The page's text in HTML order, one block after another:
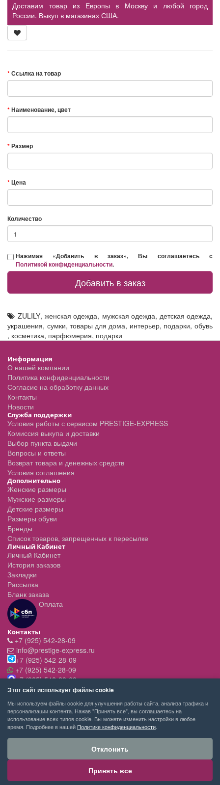
Доставим товар из Европы в Москву и любой город
России. Выкуп в магазинах США.
Ссылка на товар
Наименование, цвет
Размер
Цена
Количество
Нажимая «Добавить в заказ», Вы соглашаетесь с
Политикой конфиденциальности.
Добавить в заказ
ZULILY, женская одежда, мужская одежда, детская одежда,
украшения, сумки,товары для дома, интерьер, подарки,обувь
, косметика, парфюмерия, подарки
Информация
О нашей компании
Политика конфиденциальности
Согласие на обработку данных
Контакты
Новости
Служба поддержки
Условия работы с сервисом PRESTIGE-EXPRESS
Комиссия выкупа и доставки
Выбор пункта выдачи
Вопросы и ответы
Возврат товара и денежных средств
Условия соглашения
Дополнительно
Женские размеры
Мужские размеры
Детские размеры
Размеры обуви
Бренды
Список товаров, запрещенных к пересылке
Личный Кабинет
Личный Кабинет
История заказов
Закладки
Рассылка
Бланк заказа
Оплата
Контакты
+7 (925) 542-28-09
info@prestige-express.ru
+7 (925) 542-28-09
+7 (925) 542-28-09
+7 (925) 542-28-09
Режим работы:
- вт-пт с 11:00 до 20:00
- сб - c 11.00 до 19.00
- вск,пн - выходной
PRESTIGE-EXPRESS сервис покупок © 2026
Этот сайт использует файлы cookie
Мы используем файлы cookie для улучшения работы сайта, анализа трафика и
персонализации контента. Нажав "Принять все", вы соглашаетесь на
использование всех типов cookie. Вы можете изменить настройки в любое
время. Подробнее в нашей Политике конфиденциальности
Отклонить
Принять все